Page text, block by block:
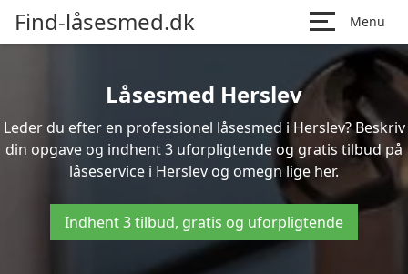
Find-låsesmed.dk Menu
Låsesmed Herslev
Leder du efter en professionel låsesmed i Herslev? Beskriv
din opgave og indhent 3 uforpligtende og gratis tilbud på
låseservice i Herslev og omegn lige her.
Indhent 3 tilbud, gratis og uforpligtende